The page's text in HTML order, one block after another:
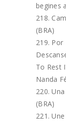
begines
(BRA)
Por
To Rest
Nanda
(BRA)